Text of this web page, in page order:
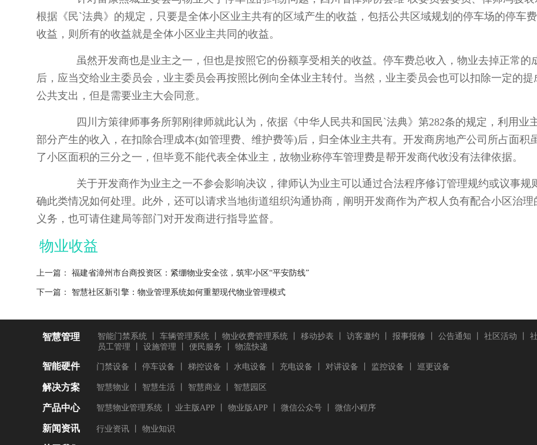
根据《民`法典》的规定，只要是全体小区业主共有的区域产生的收益，包括公共区域规划的停车场的停车
收益，则所有的收益就是全体小区业主共同的收益。
虽然开发商也是业主之一，但也是按照它的份额享受相关的收益。停车费总收入，物业去掉正常的
后，应当交给业主委员会，业主委员会再按照比例向全体业主转付。当然，业主委员会也可以扣除一定的提
公共支出，但是需要业主大会同意。
四川方策律师事务所郭刚律师就此认为，依据《中华人民共和国民`法典》第282条的规定，利用业
部分产生的收入，在扣除合理成本(如管理费、维护费等)后，归全体业主共有。开发商房地产公司所占面积
了小区面积的三分之一，但毕竟不能代表全体业主，故物业称停车管理费是帮开发商代收没有法律依据。
关于开发商作为业主之一不参会影响决议，律师认为业主可以通过合法程序修订管理规约或议事规
确此类情况如何处理。此外，还可以请求当地街道组织沟通协商，阐明开发商作为产权人负有配合小区治理
义务，也可请住建局等部门对开发商进行指导监督。
物业收益
上一篇： 福建省漳州市台商投资区：紧绷物业安全弦，筑牢小区“平安防线”
下一篇： 智慧社区新引擎：物业管理系统如何重塑现代物业管理模式
智慧管理 智能门禁系统 车辆管理系统 物业收费管理系统 移动抄表 访客邀约 报事报修 公告通知 社区活动
员工管理
设施管理 便民服务 物流快递
智能硬件 门禁设备 停车设备 梯控设备 水电设备 充电设备 对讲设备 监控设备 巡更设备
解决方案 智慧物业 智慧生活 智慧商业 智慧园区
产品中心 智慧物业管理系统 业主版APP 物业版APP 微信公众号 微信小程序
新闻资讯 行业资讯 物业知识